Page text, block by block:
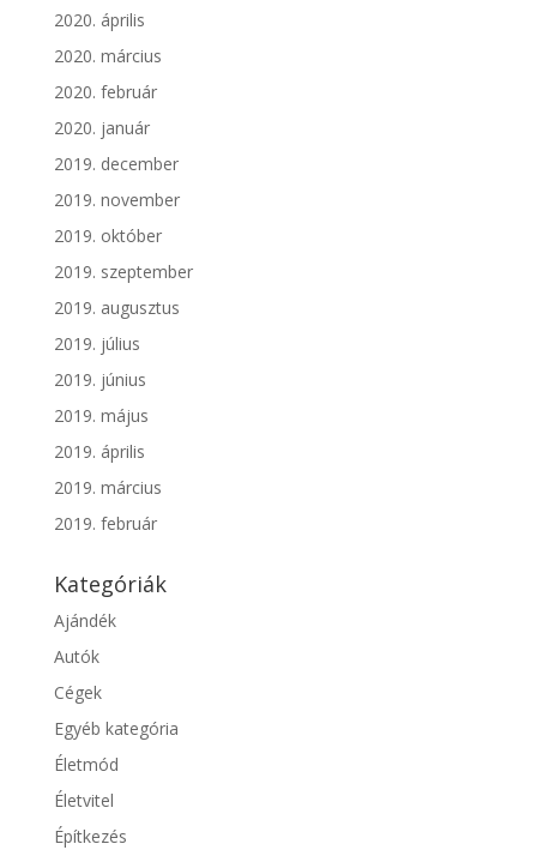
2020. április
2020. március
2020. február
2020. január
2019. december
2019. november
2019. október
2019. szeptember
2019. augusztus
2019. július
2019. június
2019. május
2019. április
2019. március
2019. február
Kategóriák
Ajándék
Autók
Cégek
Egyéb kategória
Életmód
Életvitel
Építkezés